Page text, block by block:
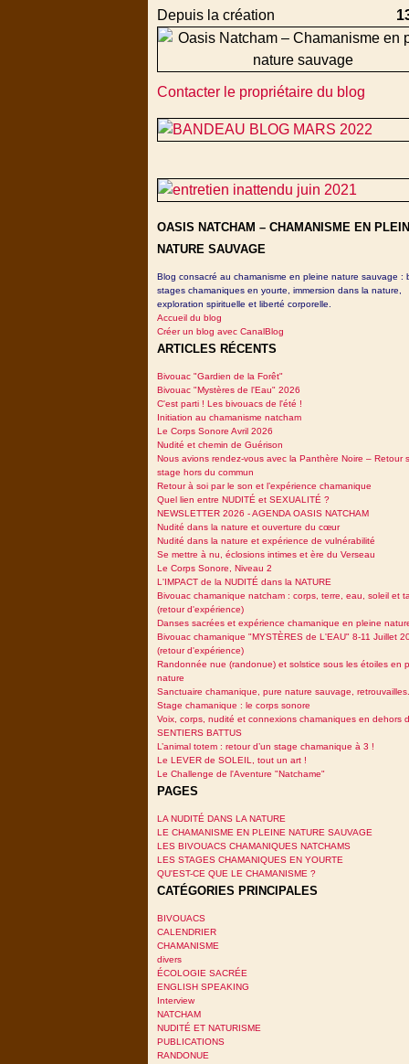
Depuis la création
Contacter le propriétaire du blog
OASIS NATCHAM – CHAMANISME EN
NATURE SAUVAGE
Blog consacré au chamanisme en pleine nature sauvage :
stages chamaniques en yourte, immersion dans la nature,
exploration spirituelle et liberté corporelle.
Accueil du blog
Créer un blog avec CanalBlog
ARTICLES RÉCENTS
Bivouac "Gardien de la Forêt"
Bivouac "Mystères de l'Eau" 2026
C'est parti ! Les bivouacs de l'été !
Initiation au chamanisme natcham
Le Corps Sonore Avril 2026
Nudité et chemin de Guérison
Nous avions rendez-vous avec la Panthère Noire – Retour
stage hors du commun
Retour à soi par le son et l’expérience chamanique
Quel lien entre NUDITÉ et SEXUALITÉ ?
NEWSLETTER 2026 - AGENDA OASIS NATCHAM
Nudité dans la nature et ouverture du cœur
Nudité dans la nature et expérience de vulnérabilité
Se mettre à nu, éclosions intimes et ère du Verseau
Le Corps Sonore, Niveau 2
L'IMPACT de la NUDITÉ dans la NATURE
Bivouac chamanique natcham : corps, terre, eau, soleil et
(retour d'expérience)
Danses sacrées et expérience chamanique en pleine
Bivouac chamanique "MYSTÈRES de L'EAU" 8-11 Juillet
(retour d'expérience)
Randonnée nue (randonue) et solstice sous les étoiles en
nature
Sanctuaire chamanique, pure nature sauvage,
Stage chamanique : le corps sonore
Voix, corps, nudité et connexions chamaniques en dehors
SENTIERS BATTUS
L’animal totem : retour d’un stage chamanique à 3 !
Le LEVER de SOLEIL, tout un art !
Le Challenge de l'Aventure "Natchame"
PAGES
LA NUDITÉ DANS LA NATURE
LE CHAMANISME EN PLEINE NATURE SAUVAGE
LES BIVOUACS CHAMANIQUES NATCHAMS
LES STAGES CHAMANIQUES EN YOURTE
QU'EST-CE QUE LE CHAMANISME ?
CATÉGORIES PRINCIPALES
BIVOUACS
CALENDRIER
CHAMANISME
divers
ÉCOLOGIE SACRÉE
ENGLISH SPEAKING
Interview
NATCHAM
NUDITÉ ET NATURISME
PUBLICATIONS
RANDONUE